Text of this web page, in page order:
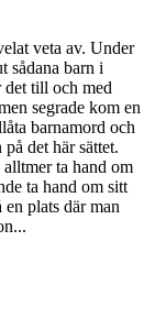
veta av. Under
sådana barn i
det till och med
segrade kom en
barnamord och
det här sättet.
ta hand om
ta hand om sitt
plats där man